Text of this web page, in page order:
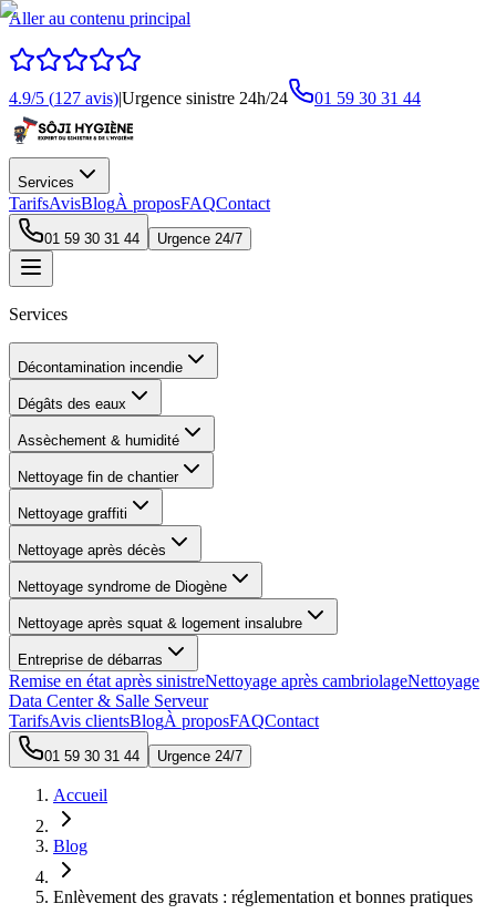
Aller au contenu principal
4.9/5 (127 avis)|Urgence sinistre 24h/24 01 59 30 31 44
Services
TarifsAvisBlogÀ proposFAQContact
01 59 30 31 44 Urgence 24/7
Services
Décontamination incendie
Dégâts des eaux
Assèchement & humidité
Nettoyage fin de chantier
Nettoyage graffiti
Nettoyage après décès
Nettoyage syndrome de Diogène
Nettoyage après squat & logement insalubre
Entreprise de débarras
Remise en état après sinistreNettoyage après cambriolageNettoyage
Data Center & Salle Serveur
TarifsAvis clientsBlogÀ proposFAQContact
01 59 30 31 44 Urgence 24/7
Accueil
Blog
Enlèvement des gravats : réglementation et bonnes pratiques